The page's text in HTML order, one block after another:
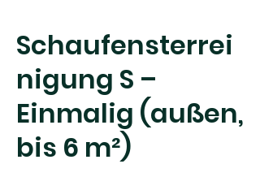
Schaufensterrei
nigung S –
Einmalig (außen,
bis 6 m²)